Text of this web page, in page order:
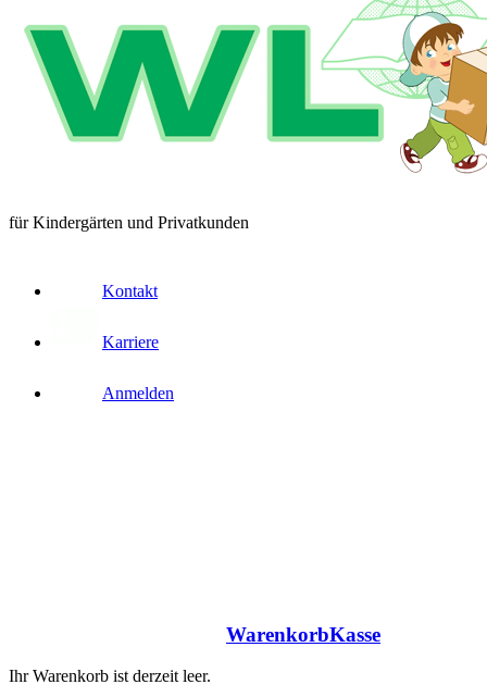
für Kindergärten und Privatkunden
Kontakt
Karriere
Anmelden
WarenkorbKasse
Ihr Warenkorb ist derzeit leer.